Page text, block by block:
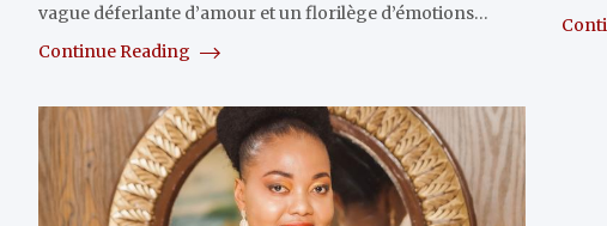
vague déferlante d’amour et un florilège d’émotions…
Continue Reading